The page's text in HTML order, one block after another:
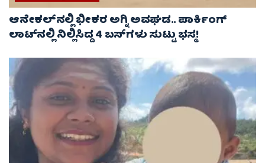
ಆನೇಕಲ್‌ನಲ್ಲಿ ಭೀಕರ ಅಗ್ನಿ ಅವಘಡ.. ಪಾರ್ಕಿಂಗ್
ಲಾಟ್‌ನಲ್ಲಿ ನಿಲ್ಲಿಸಿದ್ದ 4 ಬಸ್‌ಗಳು ಸುಟ್ಟು ಭಸ್ಮ!